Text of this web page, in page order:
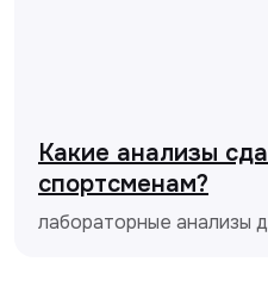
Какие анализы
спортсменам?
лабораторные анализы